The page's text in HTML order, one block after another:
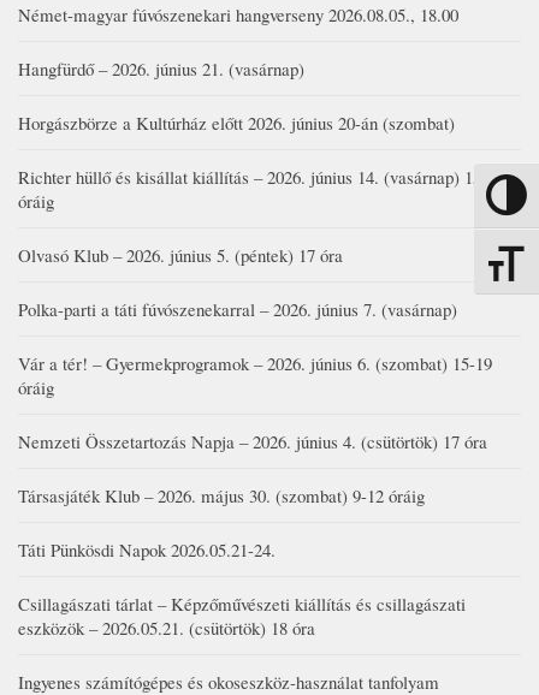
Nagy
Német-magyar fúvószenekari hangverseny 2026.08.05., 18.00
Hangfürdő – 2026. június 21. (vasárnap)
Horgászbörze a Kultúrház előtt 2026. június 20-án (szombat)
Richter hüllő és kisállat kiállítás – 2026. június 14. (vasárnap) 15-17
óráig
Olvasó Klub – 2026. június 5. (péntek) 17 óra
Polka-parti a táti fúvószenekarral – 2026. június 7. (vasárnap)
Vár a tér! – Gyermekprogramok – 2026. június 6. (szombat) 15-19
óráig
Nemzeti Összetartozás Napja – 2026. június 4. (csütörtök) 17 óra
Társasjáték Klub – 2026. május 30. (szombat) 9-12 óráig
Táti Pünkösdi Napok 2026.05.21-24.
Csillagászati tárlat – Képzőművészeti kiállítás és csillagászati
eszközök – 2026.05.21. (csütörtök) 18 óra
Ingyenes számítógépes és okoseszköz-használat tanfolyam